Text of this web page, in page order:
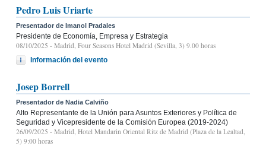
Pedro Luis Uriarte
Presentador de Imanol Pradales
Presidente de Economía, Empresa y Estrategia
08/10/2025 - Madrid, Four Seasons Hotel Madrid (Sevilla, 3) 9.00 horas
Información del evento
Josep Borrell
Presentador de Nadia Calviño
Alto Representante de la Unión para Asuntos Exteriores y Política de
Seguridad y Vicepresidente de la Comisión Europea (2019-2024)
26/09/2025 - Madrid, Hotel Mandarin Oriental Ritz de Madrid (Plaza de la Lealtad,
5) 9:00 horas